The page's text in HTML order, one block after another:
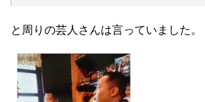
と周りの芸人さんは言っていました。